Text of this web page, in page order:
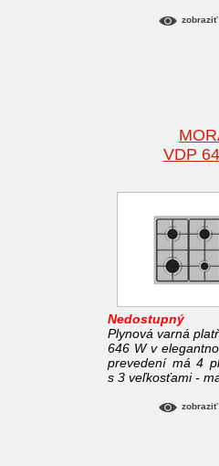
VDP
Nedostupný
Plynová varná
646 W v
prevedení má 4
s 3 veľkosťami -